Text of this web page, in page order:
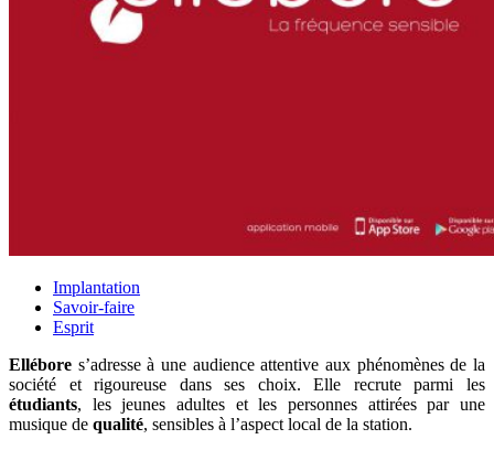
Implantation
Savoir-faire
Esprit
Ellébore s’adresse à une audience attentive aux phénomènes de la
société et rigoureuse dans ses choix. Elle recrute parmi les
étudiants, les jeunes adultes et les personnes attirées par une
musique de qualité, sensibles à l’aspect local de la station.